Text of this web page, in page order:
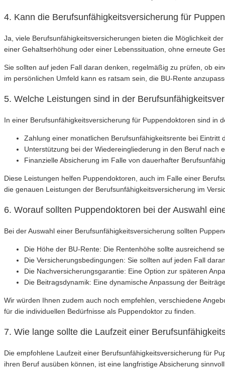
4. Kann die Berufsunfähigkeitsversicherung für
Ja, viele Berufsunfähigkeitsversicherungen bieten die Möglichkeit
einer Gehaltserhöhung oder einer Lebenssituation, ohne erneute
Sie sollten auf jeden Fall daran denken, regelmäßig zu prüfen, ob
im persönlichen Umfeld kann es ratsam sein, die BU-Rente
5. Welche Leistungen sind in der
In einer Berufsunfähigkeitsversicherung für Puppendoktoren sind in
Zahlung einer monatlichen Berufsunfähigkeitsrente bei Eintritt
Unterstützung bei der Wiedereingliederung in den Beruf nach
Finanzielle Absicherung im Falle von dauerhafter
Diese Leistungen helfen Puppendoktoren, auch im Falle einer
die genauen Leistungen der Berufsunfähigkeitsversicherung im
6. Worauf sollten Puppendoktoren bei der Auswahl
Bei der Auswahl einer Berufsunfähigkeitsversicherung sollten
Die Höhe der BU-Rente: Die Rentenhöhe sollte ausreichend
Die Versicherungsbedingungen: Sie sollten auf jeden Fall
Die Nachversicherungsgarantie: Eine Option zur späteren
Die Beitragsdynamik: Eine dynamische Anpassung der
Wir würden Ihnen zudem auch noch empfehlen, verschiedene
für die individuellen Bedürfnisse als Puppendoktor zu finden.
7. Wie lange sollte die Laufzeit einer
Die empfohlene Laufzeit einer Berufsunfähigkeitsversicherung für
ihren Beruf ausüben können, ist eine langfristige Absicherung